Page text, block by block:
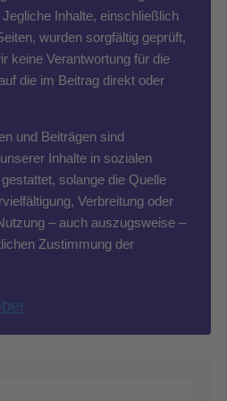
Inhalte, einschließlich
wurden sorgfältig geprüft,
keine Verantwortung für die
die im Beitrag direkt oder
und Beiträgen sind
Inhalte in sozialen
solange die Quelle
Verbreitung oder
– auch auszugsweise –
Zustimmung der